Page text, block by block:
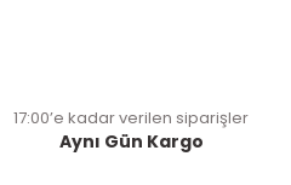
17:00’e kadar verilen siparişler
Aynı Gün Kargo